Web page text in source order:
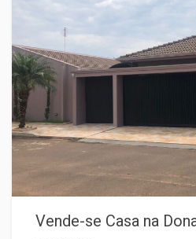
Vende-se Casa na